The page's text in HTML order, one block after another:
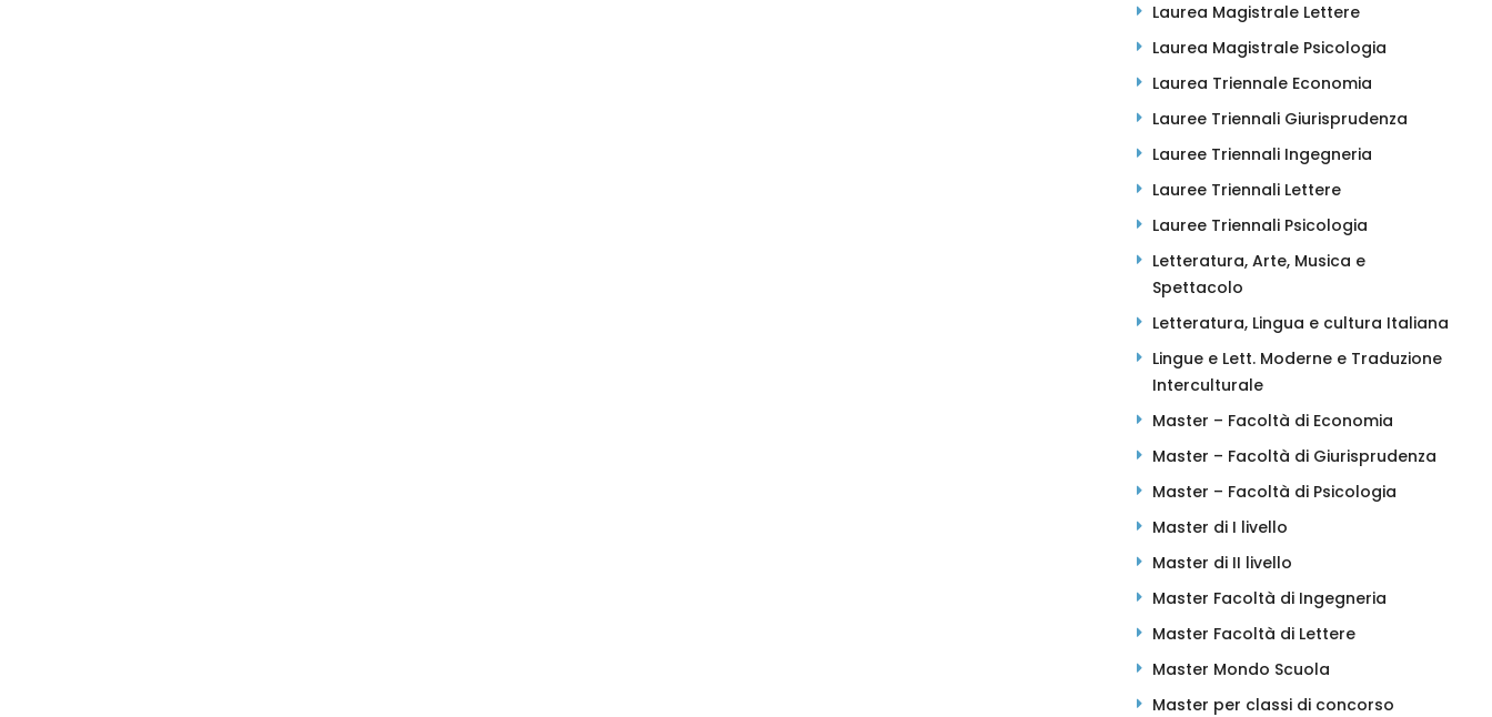
Laurea Magistrale Lettere
Laurea Magistrale Psicologia
Laurea Triennale Economia
Lauree Triennali Giurisprudenza
Lauree Triennali Ingegneria
Lauree Triennali Lettere
Lauree Triennali Psicologia
Letteratura, Arte, Musica e
Spettacolo
Letteratura, Lingua e cultura Italiana
Lingue e Lett. Moderne e Traduzione
Interculturale
Master – Facoltà di Economia
Master – Facoltà di Giurisprudenza
Master – Facoltà di Psicologia
Master di I livello
Master di II livello
Master Facoltà di Ingegneria
Master Facoltà di Lettere
Master Mondo Scuola
Master per classi di concorso